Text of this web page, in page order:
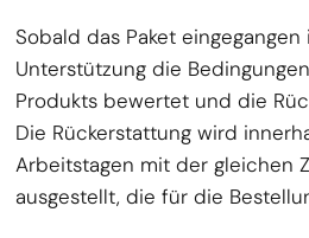
Sobald das Paket
Unterstützung die
Produkts bewertet und die
Die Rückerstattung wird
Arbeitstagen mit der gleichen
ausgestellt, die für die